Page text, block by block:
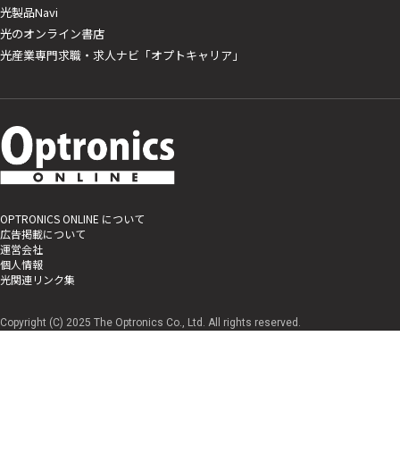
光製品Navi
光のオンライン書店
光産業専門求職・求人ナビ「オプトキャリア」
OPTRONICS ONLINE について
広告掲載について
運営会社
個人情報
光関連リンク集
Copyright (C) 2025 The Optronics Co., Ltd. All rights reserved.